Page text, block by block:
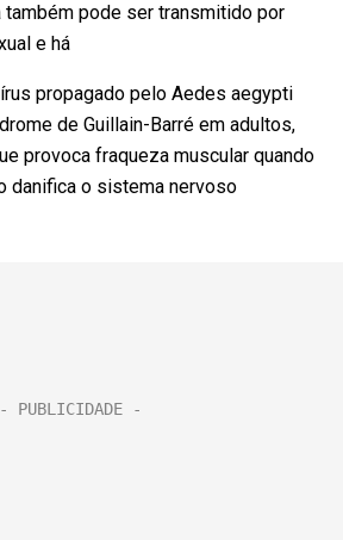
também pode ser transmitido por
e há
propagado pelo Aedes aegypti
de Guillain-Barré em adultos,
provoca fraqueza muscular quando
danifica o sistema nervoso